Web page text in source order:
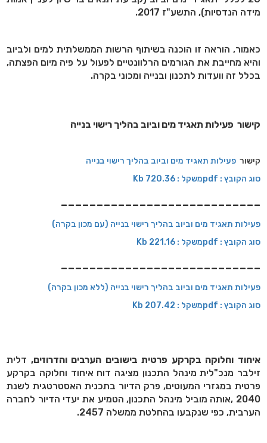
מידה הנדסיות), התשע"ז 2017.
כאמור, הוראה זו הוכנה בשיתוף הרשות הממשלתית למים ולביוב
והיא מחייבת את הגורמים הרלוונטיים לפעול על פיה מיום הפצתה,
בכלל זה וועדות לתכנון ובנייה ומכוני בקרה.
קישור פעילות תאגיד מים וביוב בהליך רישוי בנייה
קישורפעילות תאגיד מים וביוב בהליך רישוי בנייה
סוג הקובץ : pdfמשקל : 720.36 Kb
----------------------------
פעילות תאגיד מים וביוב בהליך רישוי בנייה (עם מכון בקרה)
סוג הקובץ : pdfמשקל : 221.16 Kb
----------------------------
פעילות תאגיד מים וביוב בהליך רישוי בנייה (ללא מכון בקרה)
סוג הקובץ : pdfמשקל : 207.42 Kb
איחוד וחלוקה בקרקע פרטית בישובים הערבים והדרוזים,דלית
זילבר מנכ"לית מינהל התכנון מציגה דוח איחוד וחלוקה בקרקע
פרטית במגזרי המעוטים, פרק הדיור בתכנית האסטרטגית לשנת
2040 ,אותה מוביל מינהל התכנון, הטמיע את יעדי הדיור לחברה
הערבית, כפי שנקבעו בהחלטת ממשלה 2457.